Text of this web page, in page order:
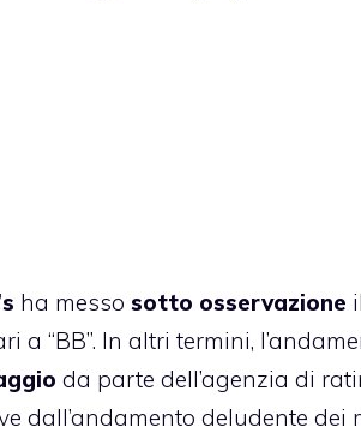
ha messo sotto osservazione il
a “BB”. In altri termini,
da parte dell’agenzia di
dall’andamento deludente dei